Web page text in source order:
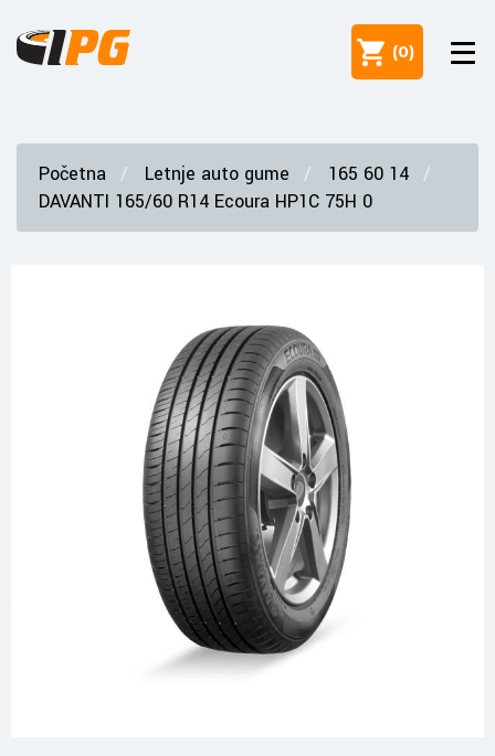
(0)
Početna Letnje auto gume
165 60 14
DAVANTI 165/60 R14 Ecoura HP1C 75H 0